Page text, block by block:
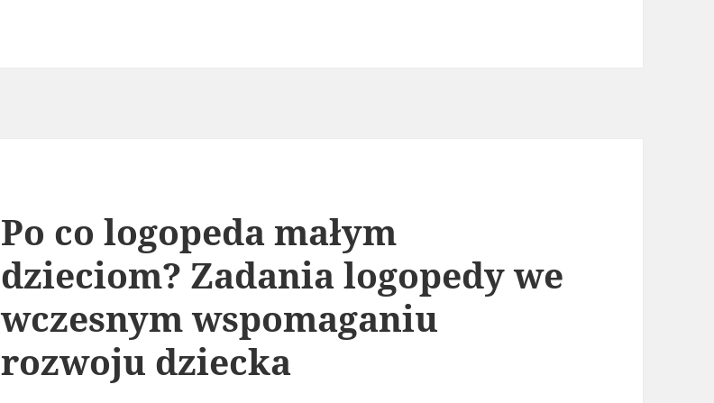
Po co logopeda małym
dzieciom? Zadania logopedy we
wczesnym wspomaganiu
rozwoju dziecka